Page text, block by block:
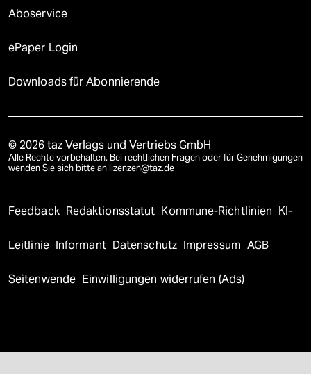
Aboservice
ePaper Login
Downloads für Abonnierende
© 2026 taz Verlags und Vertriebs GmbH
Alle Rechte vorbehalten. Bei rechtlichen Fragen oder für Genehmigungen
wenden Sie sich bitte an lizenzen@taz.de
Feedback Redaktionsstatut Kommune-Richtlinien KI-
Leitlinie Informant Datenschutz Impressum AGB
Seitenwende Einwilligungen widerrufen (Ads)